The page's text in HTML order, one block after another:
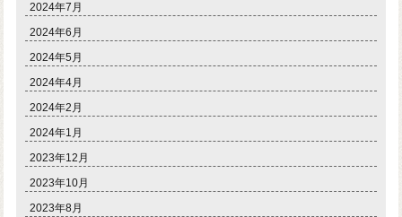
2024年7月
2024年6月
2024年5月
2024年4月
2024年2月
2024年1月
2023年12月
2023年10月
2023年8月